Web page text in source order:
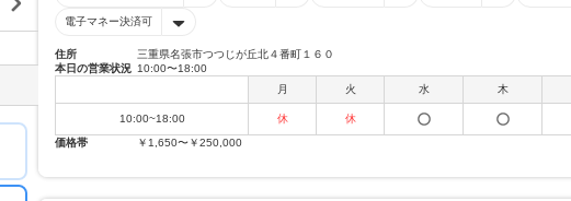
電子マネー決済可
住所
三重県名張市つつじが丘北４番町１６０
本日の営業状況 10:00〜18:00
月
火 水 木
10:00~18:00 休
休
価格帯
￥1,650〜￥250,000